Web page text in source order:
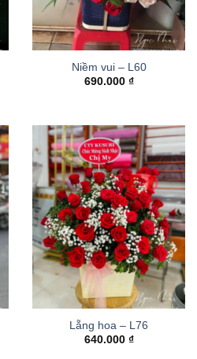
Niềm vui – L60
690.000 ₫
Lẵng hoa – L76
640.000 ₫